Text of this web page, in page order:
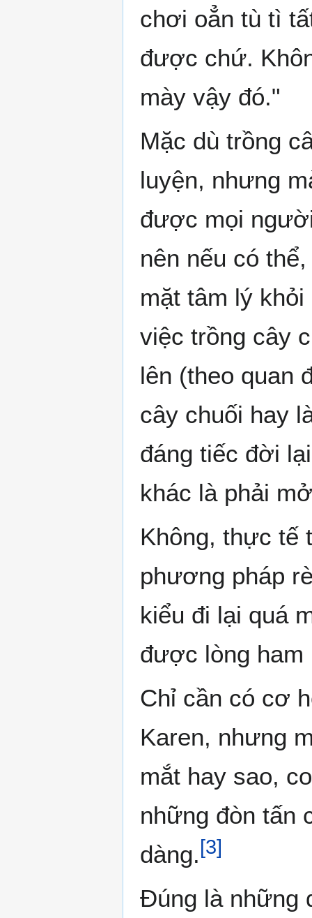
chơi oẳn tù tì
được chứ.
mày vậy đó."
Mặc dù trồng
luyện, nhưng
được mọi
nên nếu có
mặt tâm lý
việc trồng cây
lên (theo quan
cây chuối hay
đáng tiếc đời
khác là phải
Không, thực tế
phương pháp
kiểu đi lại quá
được lòng ham
Chỉ cần có cơ
Karen, nhưng
mắt hay sao,
những đòn tấn
dàng.[3]
Đúng là những